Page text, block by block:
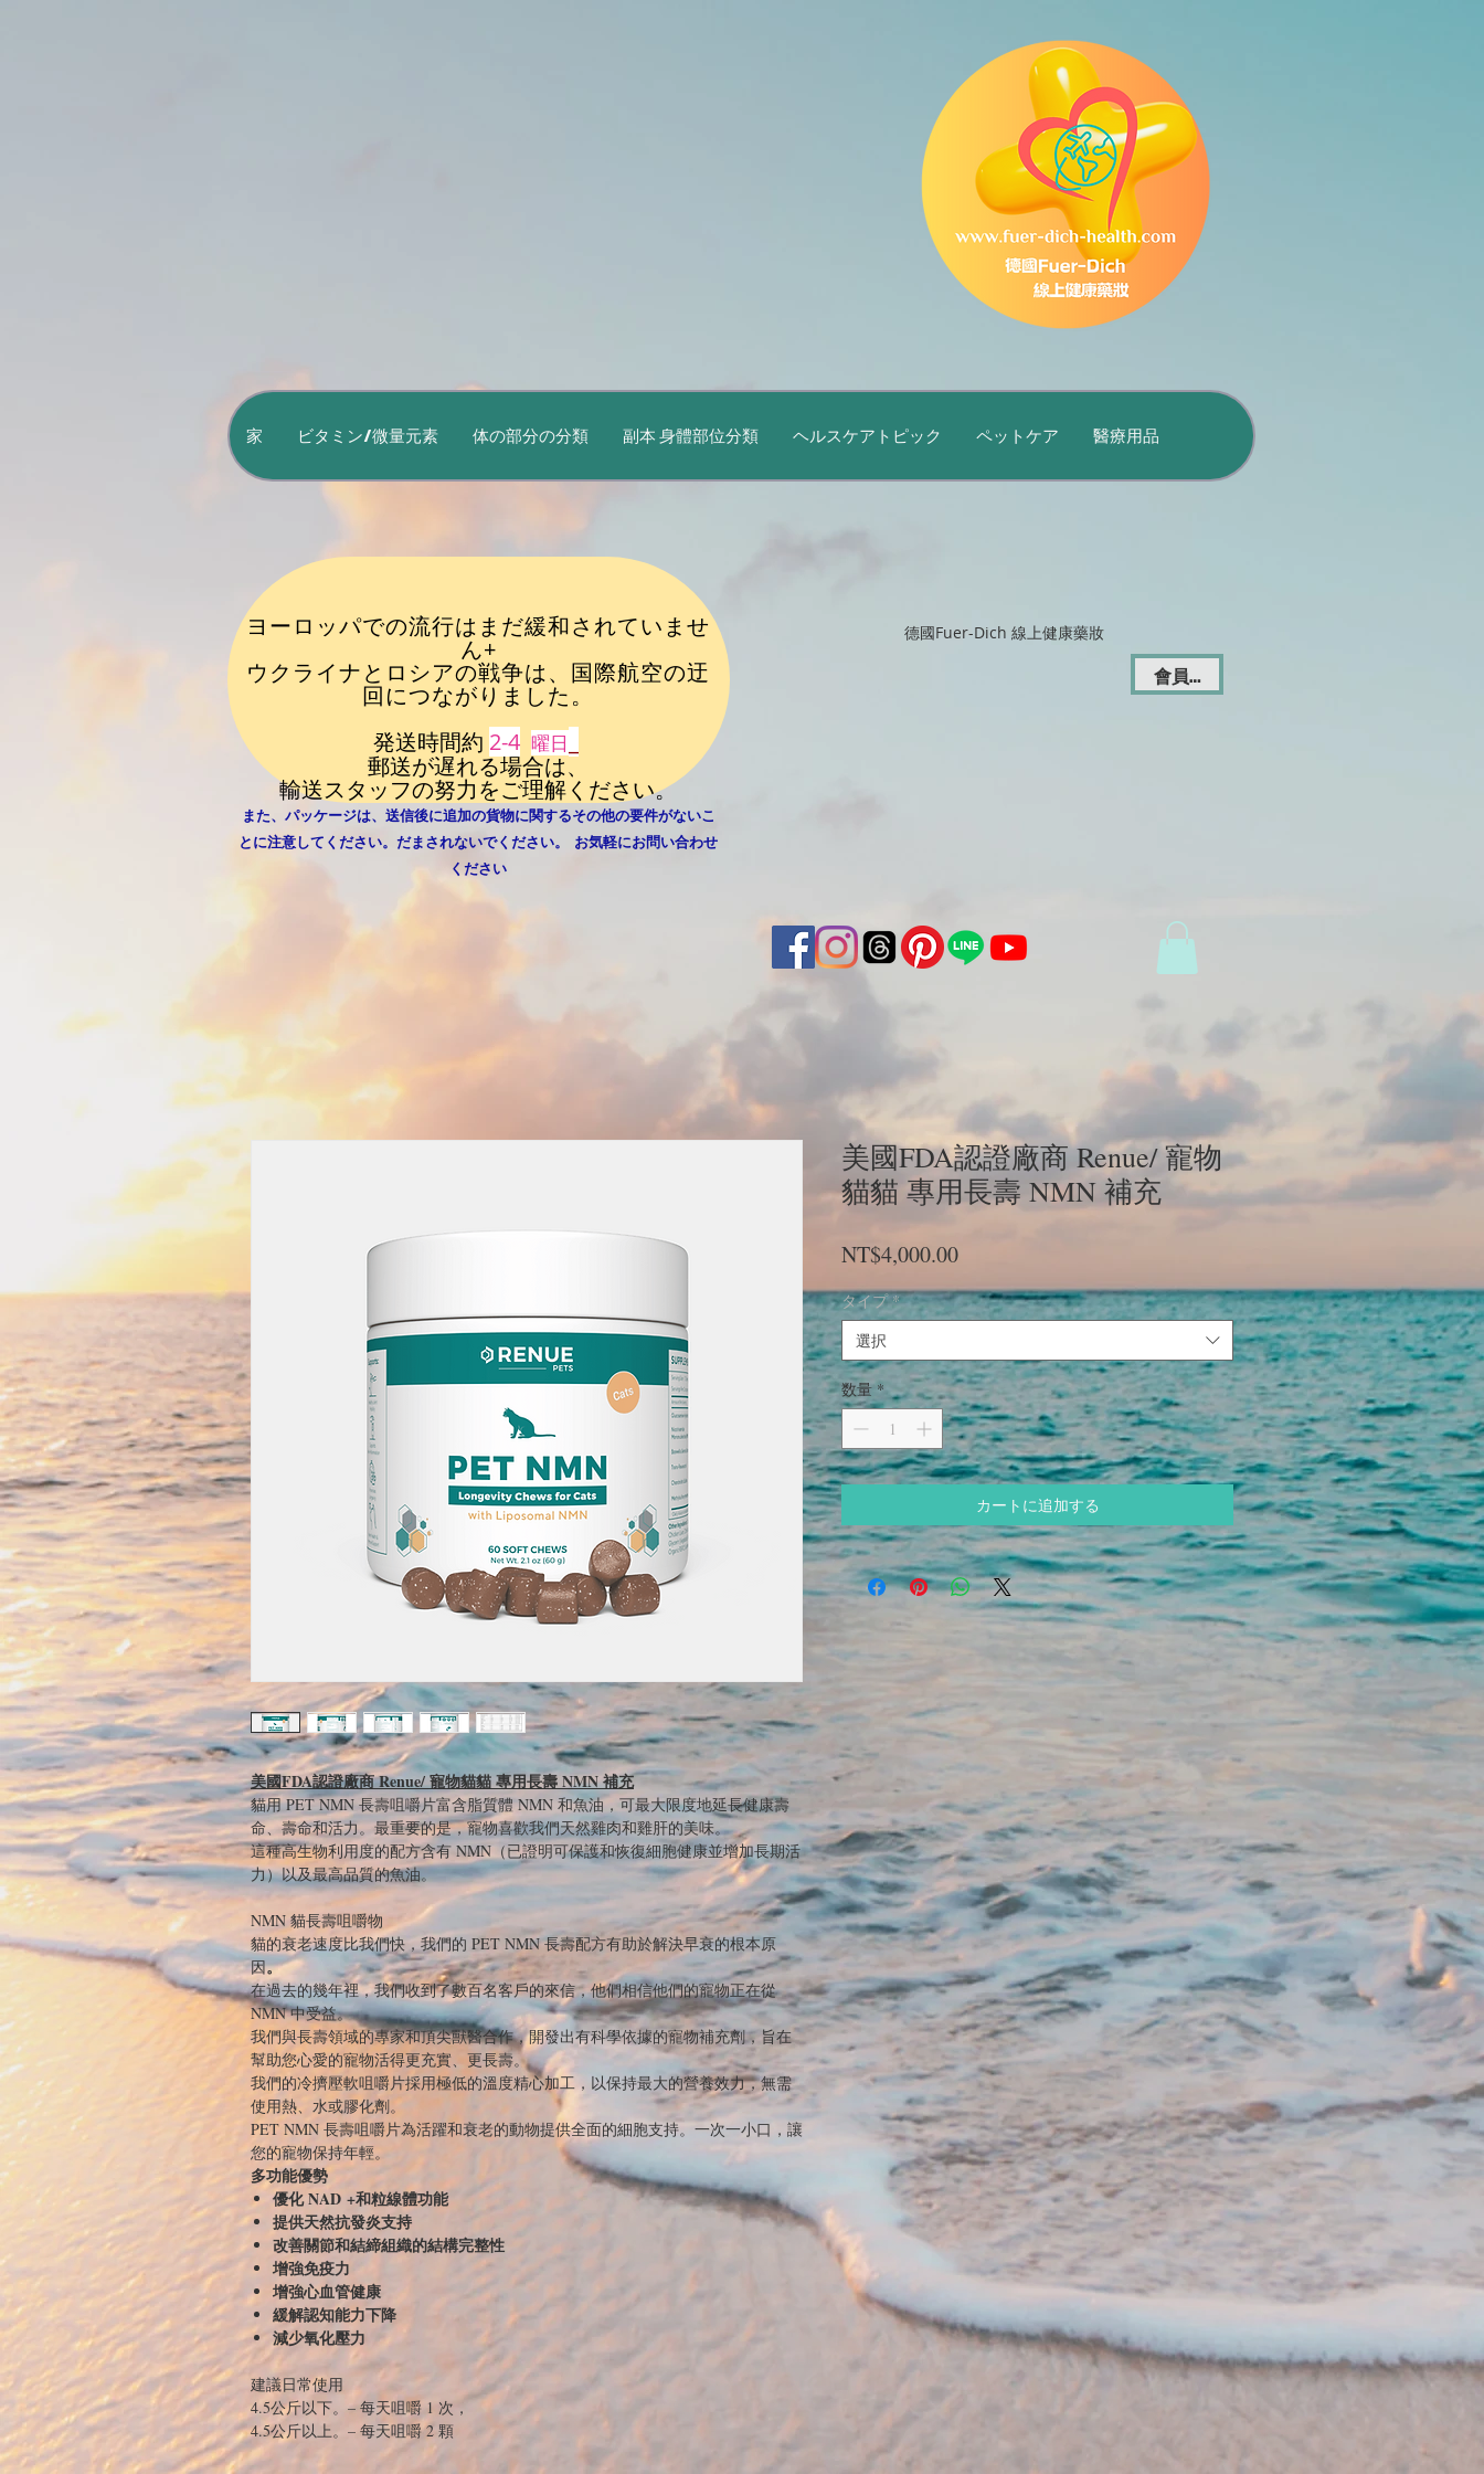
家 ビタミン/微量元素 体の部分の分類 副本 身體部位分類 ヘルスケアトピック ペットケア 醫療用品
ヨーロッパでの流行はまだ緩和されていませ
ん+
ウクライナとロシアの戦争は、国際航空の迂
回につながりました。
発送時間約 2-4 曜日
郵送が遅れる場合は、
輸送スタッフの努力をご理解ください。
また、パッケージは、送信後に追加の貨物に関するその他の要件がないこ
とに注意してください。だまされないでください。
お気軽にお問い合わせ
ください
德國Fuer-Dich 線上健康藥妝
會員登入
美國FDA認證廠商 Renue/ 寵物貓貓 專用長壽 NMN 補充
貓用 PET NMN 長壽咀嚼片富含脂質體 NMN 和魚油，可最大限度地延長健康壽
命、壽命和活力。最重要的是，寵物喜歡我們天然雞肉和雞肝的美味。
這種高生物利用度的配方含有 NMN（已證明可保護和恢復細胞健康並增加長期活
力）以及最高品質的魚油。
NMN 貓長壽咀嚼物
貓的衰老速度比我們快，我們的 PET NMN 長壽配方有助於解決早衰的根本原
因。
在過去的幾年裡，我們收到了數百名客戶的來信，他們相信他們的寵物正在從
NMN 中受益。
我們與長壽領域的專家和頂尖獸醫合作，開發出有科學依據的寵物補充劑，旨在
幫助您心愛的寵物活得更充實、更長壽。
我們的冷擠壓軟咀嚼片採用極低的溫度精心加工，以保持最大的營養效力，無需
使用熱、水或膠化劑。
PET NMN 長壽咀嚼片為活躍和衰老的動物提供全面的細胞支持。一次一小口，讓
您的寵物保持年輕。
多功能優勢
優化 NAD +和粒線體功能
提供天然抗發炎支持
改善關節和結締組織的結構完整性
增強免疫力
增強心血管健康
緩解認知能力下降
減少氧化壓力
建議日常使用
4.5公斤以下。– 每天咀嚼 1 次，
4.5公斤以上。– 每天咀嚼 2 顆
美國FDA認證廠商 Renue/ 寵物
貓貓 專用長壽 NMN 補充
NT$4,000.00価
格
タイプ *
選択
数量 *
カートに追加する